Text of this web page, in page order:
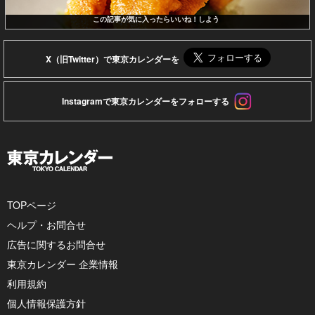
この記事が気に入ったらいいね！しよう
X（旧Twitter）で東京カレンダーを
Instagramで東京カレンダーをフォローする
TOPページ
ヘルプ・お問合せ
広告に関するお問合せ
東京カレンダー 企業情報
利用規約
個人情報保護方針